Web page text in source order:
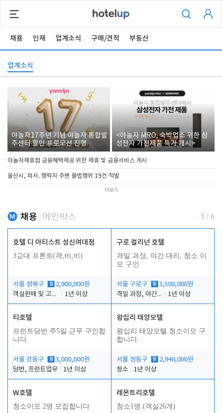
채용 인재 업계소식 구매/견적 부동산
업계소식
야놀자17주년 기념 야놀자 통합발
주센터 할인 프로모션 진행
<야놀자 MRO, 숙박업소 위한 삼
성전자 가전제품 특가 개시>
야놀자제휴점 금융혜택제공 위한 제휴 및 금융서비스 게시
울산시, 피서․행락지 주변 불법행위 19건 적발
더보기
채용 메인박스 1 / 6
호텔 디 아티스트 성신여대점
3교대 프론트(격,비,비)
서울 성북구 월 2,900,000원
객실판매 및 고객응대
1년 이상
구로 컬리넌 호텔
격일 과장, 야간 대리, 청소 이
모 구인
서울 구로구 월 3,500,000원
격일 과장, 야간 대리, 청소 이모
1년 이상
티호텔
프런트당번 주5일 근무 구인합
니다
서울 강동구 월 3,000,000원
당번, 프런트업무
1년 이상
왕십리 태양모텔
왕십리 태양모텔 청소이모 구
합니다.
서울 성동구 월 2,940,000원
청소
1년 이상
W호텔
청소이모 2명 모집합니다
레몬트리호텔
청소1명 (객실26개)